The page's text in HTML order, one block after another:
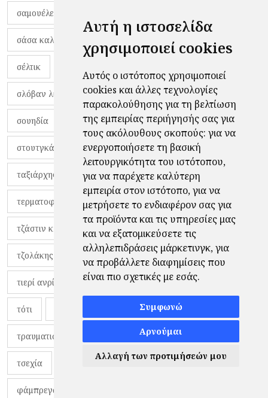
Αυτή η ιστοσελίδα
χρησιμοποιεί cookies
Αυτός ο ιστότοπος χρησιμοποιεί
cookies και άλλες τεχνολογίες
παρακολούθησης για τη βελτίωση
της εμπειρίας περιήγησής σας για
τους ακόλουθους σκοπούς: για να
ενεργοποιήσετε τη βασική
λειτουργικότητα του ιστότοπου,
για να παρέχετε καλύτερη
εμπειρία στον ιστότοπο,για να
μετρήσετε το ενδιαφέρον σας για
τα προϊόντα και τις υπηρεσίες μας
και να εξατομικεύσετε τις
αλληλεπιδράσεις μάρκετινγκ,για
να προβάλλετε διαφημίσεις που
είναι πιο σχετικές με εσάς.
Συμφωνώ
Αρνούμαι
Αλλαγή των προτιμήσεών μου
σαμουέλε λόνγκο
σάσα καλάιτζιτς σβάρνας
σέλτικ
σλόβαν λίμπερετς σλόβαν μπρατισλάβας
σουηδία σουντιρόλ στατιστικά
στουτγκάρδη συνέντευξη ταλέντα
ταξιάρχης φούντας τάχα άλι τεντ λάσο
τερματοφύλακας τεχνικός διευθυντής τζανιόλο
τζάστιν κλαίφερτ τζένοα τζιλαρντίνο
τζολάκης τζον ντε λουίς τιάγκο μότα
τιερί ανρί τόνι κάλβο τοπικό τότεναμ
τότι τουρκεμνιστάν τουρκία
τραυματισμοί τσεζένα
τσεχία τσιβελεκίδης τσιριγώτης τυνησία
φάμπρεγας